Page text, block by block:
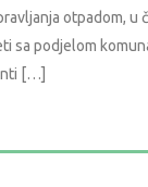
otpadom, u
sa podjelom
[…]